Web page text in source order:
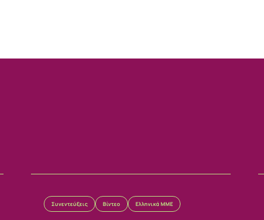
Συνεντεύξεις Βίντεο Ελληνικά ΜΜΕ